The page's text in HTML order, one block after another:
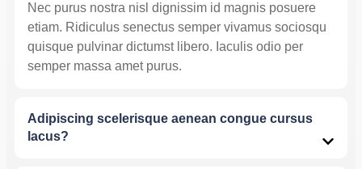
Nec purus nostra nisl dignissim id magnis posuere
etiam. Ridiculus senectus semper vivamus sociosqu
quisque pulvinar dictumst libero. Iaculis odio per
semper massa amet purus.
Adipiscing scelerisque aenean congue cursus
lacus?